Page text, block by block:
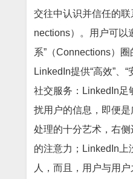
交往中认识并信任的联
nections）。用户可以
系”（Connections）圈
LinkedIn提供“高效”、“
社交服务：LinkedIn足
扰用户的信息，即便
处理的十分艺术，右
的注意力；LinkedIn上
人，而且，用户与用